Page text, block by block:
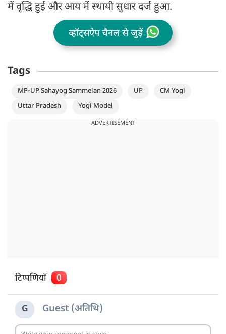
में वृद्धि हुई और आय में स्थायी सुधार दर्ज हुआ.
व्हॉट्सऐप चैनल से जुड़ें
Tags
MP-UP Sahayog Sammelan 2026 UP
CM Yogi
Uttar Pradesh
Yogi Model
ADVERTISEMENT
टिप्पणियाँ 0
G Guest (अतिथि)